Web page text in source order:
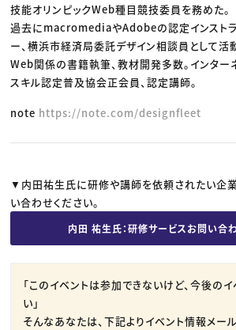
技能オリンピックWeb種目競技委員を務めた。
過去にmacromediaやAdobeの認定インスト
ー、横浜市経済局委託デザイン相談員として活
Web関係の書籍執筆、教材開発多数。インター
スキル認定普及協会正会員、認定講師。
note https://note.com/designfleet
▼内田祐生氏に研修や講師を依頼されたい企
い合わせください。
内田 祐生氏：研修サービスお問い合
「このイベントは参加できないけど、今後の
い」
そんなあなたは、下記よりイベント情報メー